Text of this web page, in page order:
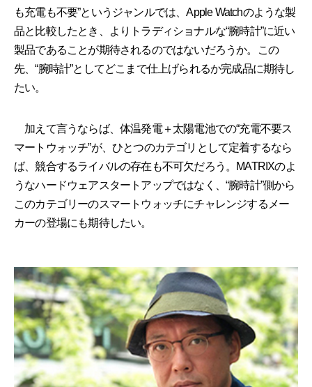
も充電も不要”というジャンルでは、Apple Watchのような製
品と比較したとき、よりトラディショナルな“腕時計”に近い
製品であることが期待されるのではないだろうか。この
先、“腕時計”としてどこまで仕上げられるか完成品に期待し
たい。
加えて言うならば、体温発電＋太陽電池での“充電不要ス
マートウォッチ”が、ひとつのカテゴリとして定着するなら
ば、競合するライバルの存在も不可欠だろう。MATRIXのよ
うなハードウェアスタートアップではなく、“腕時計”側から
このカテゴリーのスマートウォッチにチャレンジするメー
カーの登場にも期待したい。